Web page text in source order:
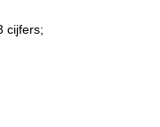
cijfers;